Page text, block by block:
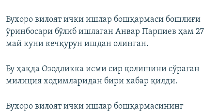
Бухоро вилоят ички ишлар бошқармаси бошлиғи
ўринбосари бўлиб ишлаган Анвар Парпиев ҳам 27
май куни кечқурун ишдан олинган.
Бу ҳақда Озодликка исми сир қолишини сўраган
милиция ходимларидан бири хабар қилди.
Бухоро вилоят ички ишлар бошқармасининг